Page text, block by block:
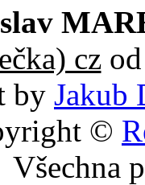
czod
by Jakub
©
Všechna